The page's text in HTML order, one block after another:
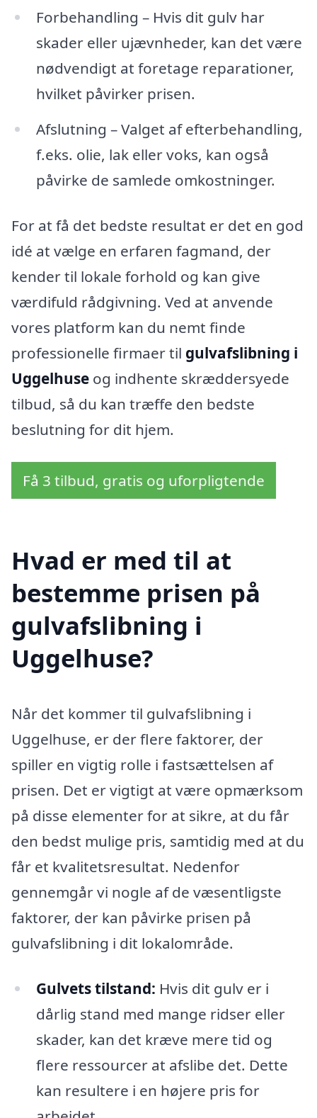
Forbehandling – Hvis dit gulv har
skader eller ujævnheder, kan det være
nødvendigt at foretage reparationer,
hvilket påvirker prisen.
Afslutning – Valget af efterbehandling,
f.eks. olie, lak eller voks, kan også
påvirke de samlede omkostninger.
For at få det bedste resultat er det en god
idé at vælge en erfaren fagmand, der
kender til lokale forhold og kan give
værdifuld rådgivning. Ved at anvende
vores platform kan du nemt finde
professionelle firmaer til gulvafslibning i
Uggelhuse og indhente skræddersyede
tilbud, så du kan træffe den bedste
beslutning for dit hjem.
Få 3 tilbud, gratis og uforpligtende
Hvad er med til at
bestemme prisen på
gulvafslibning i
Uggelhuse?
Når det kommer til gulvafslibning i
Uggelhuse, er der flere faktorer, der
spiller en vigtig rolle i fastsættelsen af
prisen. Det er vigtigt at være opmærksom
på disse elementer for at sikre, at du får
den bedst mulige pris, samtidig med at du
får et kvalitetsresultat. Nedenfor
gennemgår vi nogle af de væsentligste
faktorer, der kan påvirke prisen på
gulvafslibning i dit lokalområde.
Gulvets tilstand: Hvis dit gulv er i
dårlig stand med mange ridser eller
skader, kan det kræve mere tid og
flere ressourcer at afslibe det. Dette
kan resultere i en højere pris for